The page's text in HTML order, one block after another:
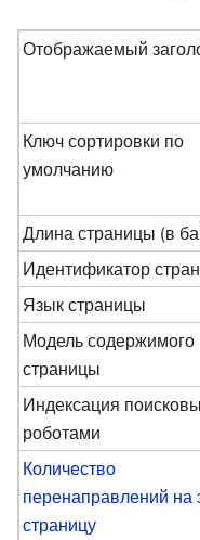
Отображаемый
Ключ сортировки по
умолчанию
Длина страницы (в
Идентификатор
Язык страницы
Модель содержимого
страницы
Индексация
роботами
Количество
перенаправлений на
страницу